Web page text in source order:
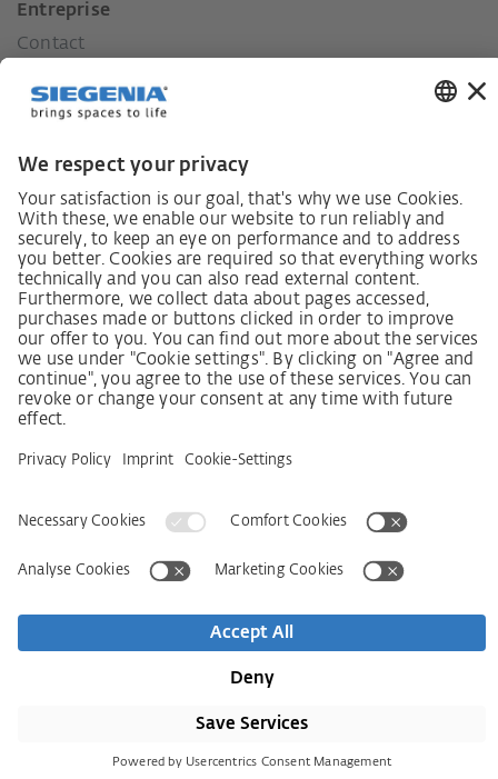
Entreprise
Contact
Historique
Responsabilité envers la région.
Lieferkettensorgfaltspflichtengesetz
Lieferantenkodex
Beschwerdeverfahren
Mentions légales
CGV
Informations sur l’accessibilité